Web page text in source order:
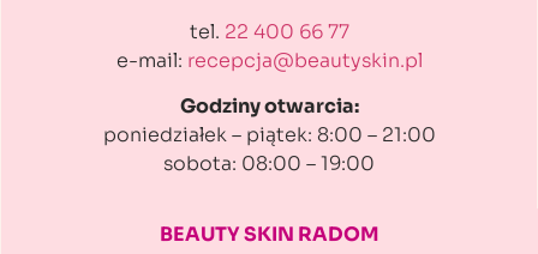
tel. 22 400 66 77
e-mail: recepcja@beautyskin.pl
Godziny otwarcia:
poniedziałek – piątek: 8:00 – 21:00
sobota: 08:00 – 19:00
BEAUTY SKIN RADOM